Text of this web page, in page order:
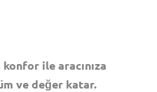
konfor ile aracınıza
ve değer katar.